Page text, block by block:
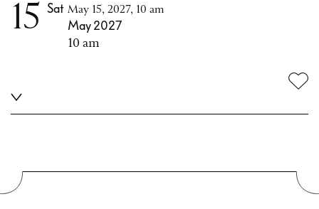
15 Sat May 15, 2027, 10 am
May 2027
10 am